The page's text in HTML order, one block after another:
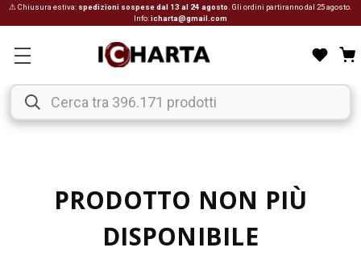
⚠ Chiusura estiva: spedizioni sospese dal 13 al 24 agosto . Gli ordini partiranno dal 25 agosto.
Info:icharta@gmail.com
PRODOTTO NON PIÙ
DISPONIBILE